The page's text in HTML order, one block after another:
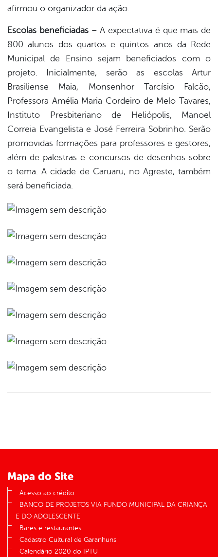
afirmou o organizador da ação.
Escolas beneficiadas– A expectativa é que mais de
800 alunos dos quartos e quintos anos da Rede
Municipal de Ensino sejam beneficiados com o
projeto. Inicialmente, serão as escolas Artur
Brasiliense Maia, Monsenhor Tarcísio Falcão,
Professora Amélia Maria Cordeiro de Melo Tavares,
Instituto Presbiteriano de Heliópolis, Manoel
Correia Evangelista e José Ferreira Sobrinho. Serão
promovidas formações para professores e gestores,
além de palestras e concursos de desenhos sobre
o tema. A cidade de Caruaru, no Agreste, também
será beneficiada.
Mapa do Site
Acesso ao crédito
BANCO DE PROJETOS VIA FUNDO MUNICIPAL DA CRIANÇA
E DO ADOLESCENTE
Bares e restaurantes
Cadastro Cultural de Garanhuns
Calendário 2020 do IPTU